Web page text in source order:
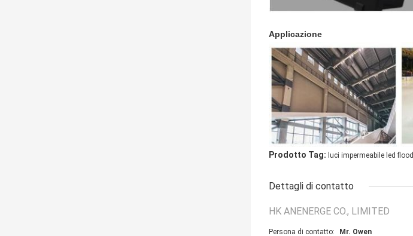
Applicazione
Prodotto Tag: luci impermeabile led flood
Dettagli di contatto
HK ANENERGE CO., LIMITED
Persona di contatto: Mr. Owen